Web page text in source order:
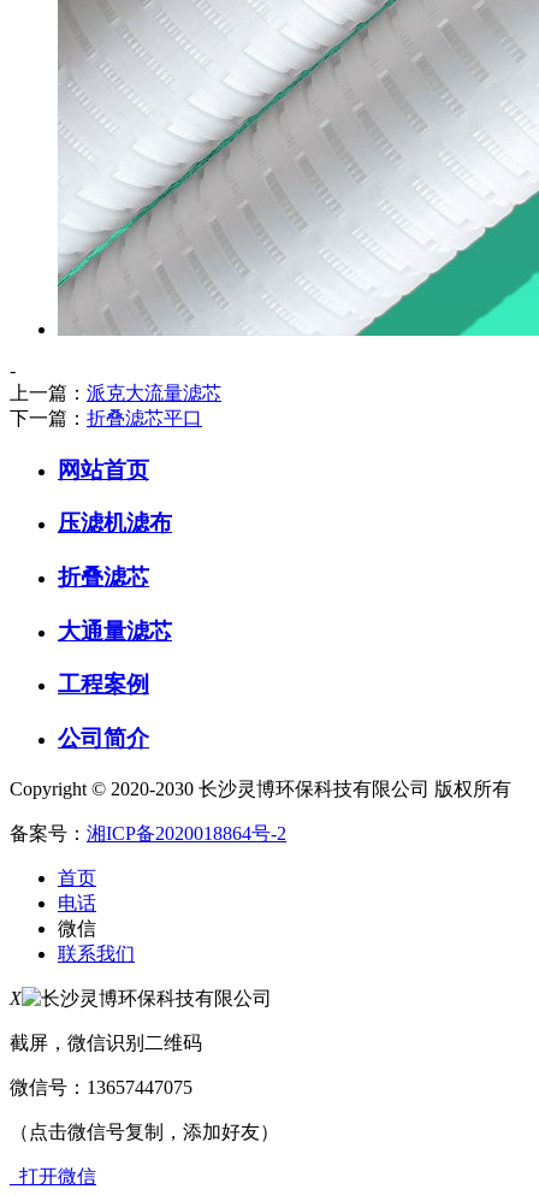
-
上一篇： 派克大流量滤芯
下一篇： 折叠滤芯平口
网站首页
压滤机滤布
折叠滤芯
大通量滤芯
工程案例
公司简介
Copyright © 2020-2030 长沙灵博环保科技有限公司 版权所有
备案号： 湘ICP备2020018864号-2
首页
电话
微信
联系我们
X
截屏，微信识别二维码
微信号： 13657447075
（点击微信号复制，添加好友）
打开微信